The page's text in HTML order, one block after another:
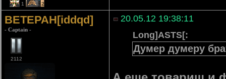
1 2
BETEPAH[iddqd]
- Captain -
2112
20.05.12 19:38:11
Long]ASTS[:
Думер думеру